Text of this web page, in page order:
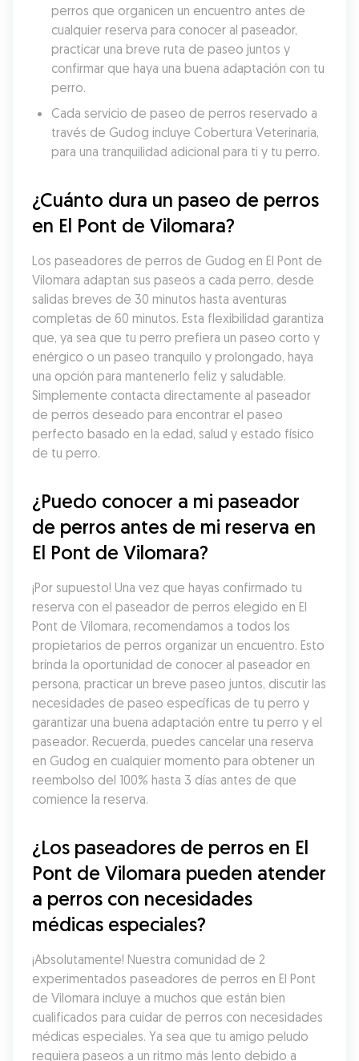
perros que organicen un encuentro antes de
cualquier reserva para conocer al paseador,
practicar una breve ruta de paseo juntos y
confirmar que haya una buena adaptación con tu
perro.
Cada servicio de paseo de perros reservado a
través de Gudog incluye Cobertura Veterinaria,
para una tranquilidad adicional para ti y tu perro.
¿Cuánto dura un paseo de perros
en El Pont de Vilomara?
Los paseadores de perros de Gudog en El Pont de
Vilomara adaptan sus paseos a cada perro, desde
salidas breves de 30 minutos hasta aventuras
completas de 60 minutos. Esta flexibilidad garantiza
que, ya sea que tu perro prefiera un paseo corto y
enérgico o un paseo tranquilo y prolongado, haya
una opción para mantenerlo feliz y saludable.
Simplemente contacta directamente al paseador
de perros deseado para encontrar el paseo
perfecto basado en la edad, salud y estado físico
de tu perro.
¿Puedo conocer a mi paseador
de perros antes de mi reserva en
El Pont de Vilomara?
¡Por supuesto! Una vez que hayas confirmado tu
reserva con el paseador de perros elegido en El
Pont de Vilomara, recomendamos a todos los
propietarios de perros organizar un encuentro. Esto
brinda la oportunidad de conocer al paseador en
persona, practicar un breve paseo juntos, discutir las
necesidades de paseo específicas de tu perro y
garantizar una buena adaptación entre tu perro y el
paseador. Recuerda, puedes cancelar una reserva
en Gudog en cualquier momento para obtener un
reembolso del 100% hasta 3 días antes de que
comience la reserva.
¿Los paseadores de perros en El
Pont de Vilomara pueden atender
a perros con necesidades
médicas especiales?
¡Absolutamente! Nuestra comunidad de 2
experimentados paseadores de perros en El Pont
de Vilomara incluye a muchos que están bien
cualificados para cuidar de perros con necesidades
médicas especiales. Ya sea que tu amigo peludo
requiera paseos a un ritmo más lento debido a